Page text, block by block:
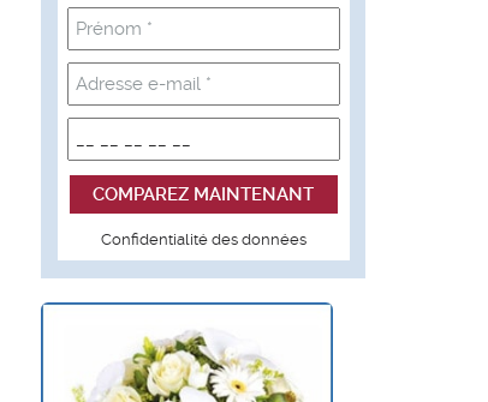
Confidentialité des données